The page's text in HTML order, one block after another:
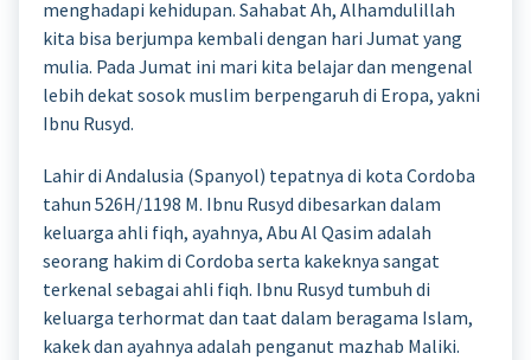
menghadapi kehidupan. Sahabat Ah, Alhamdulillah
kita bisa berjumpa kembali dengan hari Jumat yang
mulia. Pada Jumat ini mari kita belajar dan mengenal
lebih dekat sosok muslim berpengaruh di Eropa, yakni
Ibnu Rusyd.
Lahir di Andalusia (Spanyol) tepatnya di kota Cordoba
tahun 526H/1198 M. Ibnu Rusyd dibesarkan dalam
keluarga ahli fiqh, ayahnya, Abu Al Qasim adalah
seorang hakim di Cordoba serta kakeknya sangat
terkenal sebagai ahli fiqh. Ibnu Rusyd tumbuh di
keluarga terhormat dan taat dalam beragama Islam,
kakek dan ayahnya adalah penganut mazhab Maliki.